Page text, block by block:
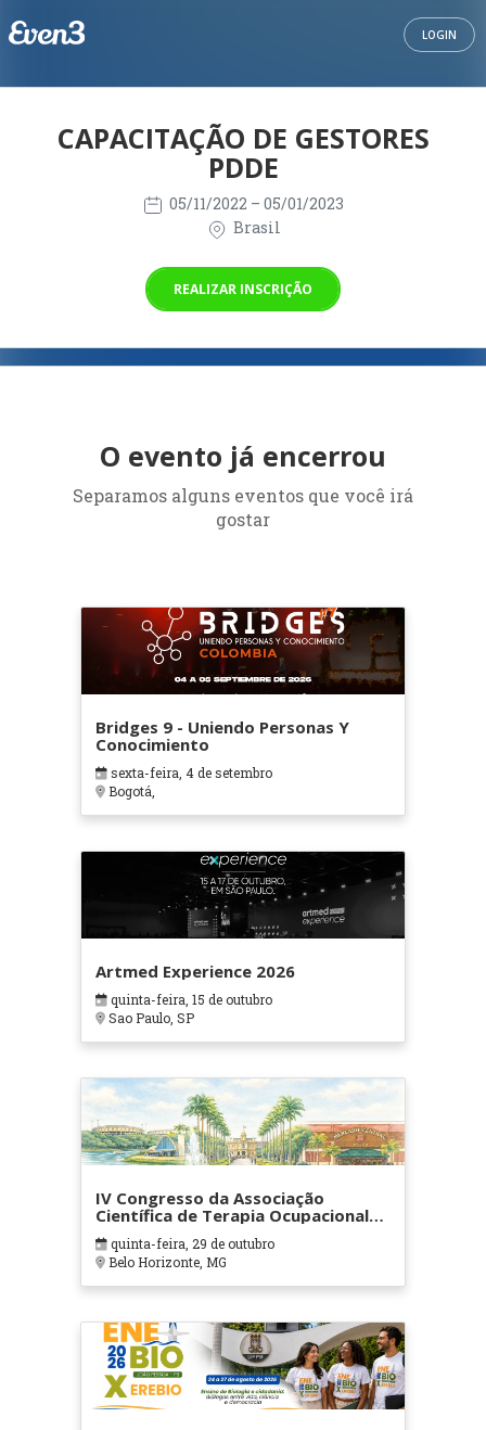
LOGIN
CAPACITAÇÃO DE GESTORES
PDDE
05/11/2022 – 05/01/2023
Brasil
REALIZAR INSCRIÇÃO
O evento já encerrou
Separamos alguns eventos que você irá
gostar
Bridges 9 - Uniendo Personas Y
Conocimiento
sexta-feira, 4 de setembro
Bogotá,
Artmed Experience 2026
quinta-feira, 15 de outubro
Sao Paulo, SP
IV Congresso da Associação
Científica de Terapia Ocupacional
em Contextos Hospitalares e
Cuidados Paliativos - ATOHOSP
quinta-feira, 29 de outubro
Belo Horizonte, MG